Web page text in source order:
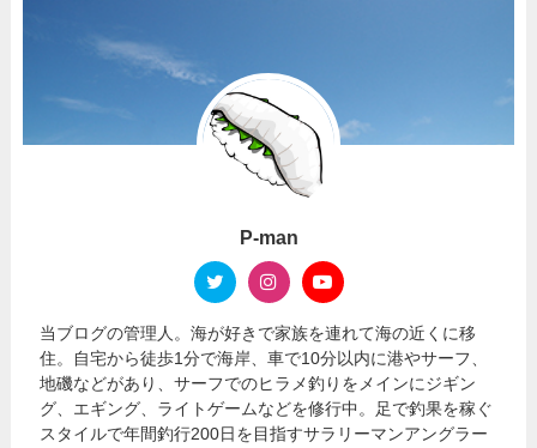
P-man
当ブログの管理人。海が好きで家族を連れて海の近くに移
住。自宅から徒歩1分で海岸、車で10分以内に港やサーフ、
地磯などがあり、サーフでのヒラメ釣りをメインにジギン
グ、エギング、ライトゲームなどを修行中。足で釣果を稼ぐ
スタイルで年間釣行200日を目指すサラリーマンアングラー